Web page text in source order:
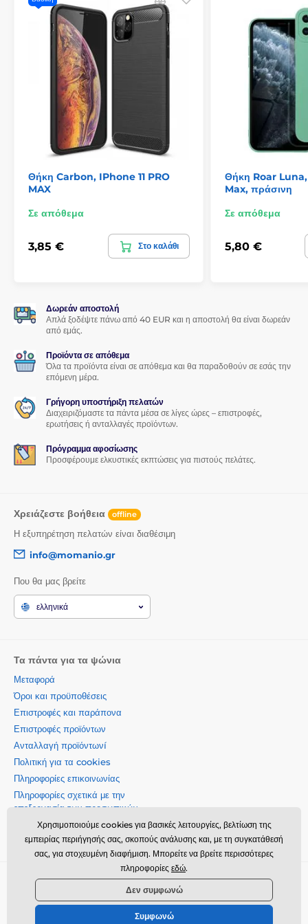
και να συνδέετε αξεσουάρ στο τηλέφωνο χωρίς να χρειάζεται
να το βγάλετε από τη θήκη.
Η διάφανη θήκη σιλικόνης είναι σχεδιασμένη για
εύκολο
χειρισμό του τηλεφώνου
και άνετο κράτημα. Για ακόμη
μεγαλύτερη προστασία του smartphone σας, συνιστούμε να
αγοράσετε επίσης
Θήκη Carbon, IPhone 11 PRO
MAX
Σε απόθεμα
3,85 € Στο καλάθι
Θήκη Roar
Max, πράσινη
Σε απόθεμα
5,80 €
Δωρεάν αποστολή
Απλά ξοδέψτε πάνω από 40 EUR και η αποστολή θα είναι δωρεάν
από εμάς.
Προϊόντα σε απόθεμα
Όλα τα προϊόντα είναι σε απόθεμα και θα παραδοθούν σε εσάς την
επόμενη μέρα.
Γρήγορη υποστήριξη πελατών
Διαχειριζόμαστε τα πάντα μέσα σε λίγες ώρες – επιστροφές,
ερωτήσεις ή ανταλλαγές προϊόντων.
Πρόγραμμα αφοσίωσης
Προσφέρουμε ελκυστικές εκπτώσεις για πιστούς πελάτες.
Χρειάζεστε βοήθεια offline
Η εξυπηρέτηση πελατών είναι διαθέσιμη
info@momanio.gr
Που θα μας βρείτε
ελληνικά
Τα πάντα για τα ψώνια
Μεταφορά
Όροι και προϋποθέσεις
Επιστροφές και παράπονα
Επιστροφές προϊόντων
Ανταλλαγή προϊόντωνí
Πολιτική για τα cookies
Πληροφορίες επικοινωνίας
Πληροφορίες σχετικά με την
επεξεργασία των προσωπικών
δεδομένων
Σχετικά με την εταιρεία μας
Momanio s.r.o., Okružní 361/14, 74718, Píšť, Czech republic,
VAT: CZ09604707, info@momanio.gr
© 2026 www.momanio.gr ⦁ Κατασκευή eshop
Χρησιμοποιούμε cookies για βασικές λειτουργίες, βελτίωση της
εμπειρίας περιήγησής σας, σκοπούς ανάλυσης και, με τη συγκατάθεσή
σας, για στοχευμένη διαφήμιση. Μπορείτε να βρείτε περισσότερες
πληροφορίες εδώ.
Δεν συμφωνώ
Συμφωνώ